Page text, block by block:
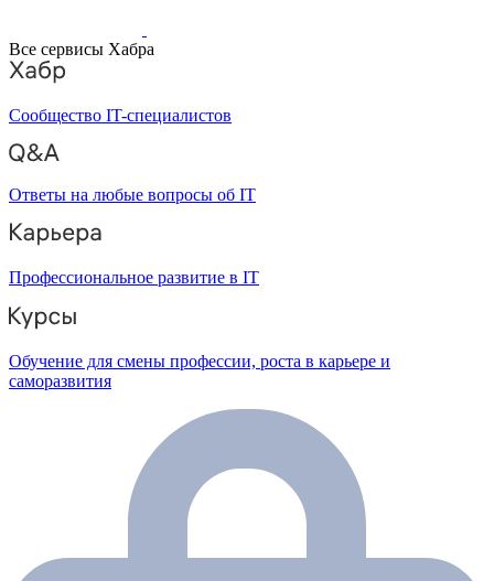
Все сервисы Хабра
Сообщество IT-специалистов
Ответы на любые вопросы об IT
Профессиональное развитие в IT
Обучение для смены профессии, роста в карьере и
саморазвития